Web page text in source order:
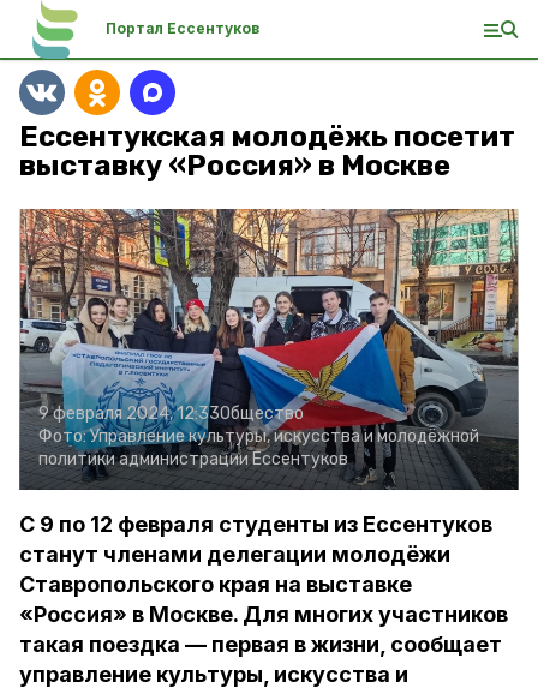
Портал Ессентуков
Ессентукская молодёжь посетит
выставку «Россия» в Москве
9 февраля 2024, 12:33Общество
Фото:Управление культуры, искусства и молодёжной
политики администрации Ессентуков
С 9 по 12 февраля студенты из Ессентуков
станут членами делегации молодёжи
Ставропольского края на выставке
«Россия» в Москве. Для многих участников
такая поездка — первая в жизни, сообщает
управление культуры, искусства и